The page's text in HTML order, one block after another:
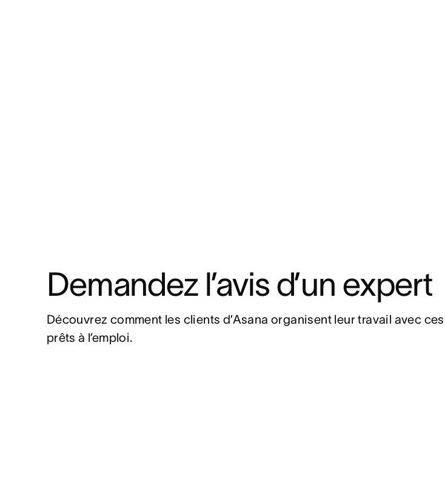
Demandez l’avis d’un expert
Découvrez comment les clients d’Asana organisent leur travail avec
prêts à l’emploi.